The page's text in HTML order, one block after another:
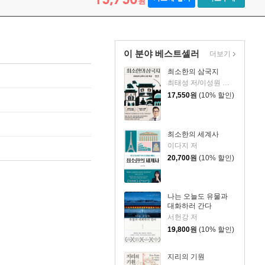
이 분야 베스트셀러
최소한의 삼국지
최태성 저/이성원 감수
17,550원 (10% 할인)
최소한의 세계사
이다지 저
20,700원 (10% 할인)
나는 오늘도 유물과
대화하러 간다
서헌강 저
19,800원 (10% 할인)
지리의 기원
더보기